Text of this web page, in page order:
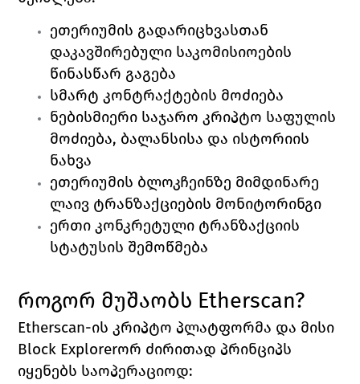
ეთერიუმის გადარიცხვასთან
დაკავშირებული საკომისიოების
წინასწარ გაგება
სმარტ კონტრაქტების მოძიება
ნებისმიერი საჯარო კრიპტო საფულის
მოძიება, ბალანსისა და ისტორიის
ნახვა
ეთერიუმის ბლოკჩეინზე მიმდინარე
ლაივ ტრანზაქციების მონიტორინგი
ერთი კონკრეტული ტრანზაქციის
სტატუსის შემოწმება
როგორ მუშაობს Etherscan?
Etherscan
Block Explorerორ ძირითად პრინციპს
იყენებს საოპერაციოდ: